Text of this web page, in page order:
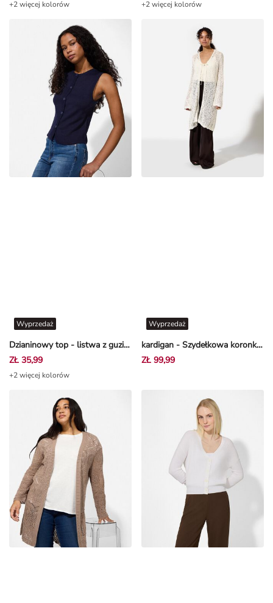
+2 więcej kolorów +2 więcej kolorów
Dzianinowy top - listwa z guzikami - Granatowy
Wyprzedaż
ZŁ 35,99
+2 więcej kolorów
kardigan - Szydełkowa koronka - Złamana biel
Wyprzedaż
ZŁ 99,99